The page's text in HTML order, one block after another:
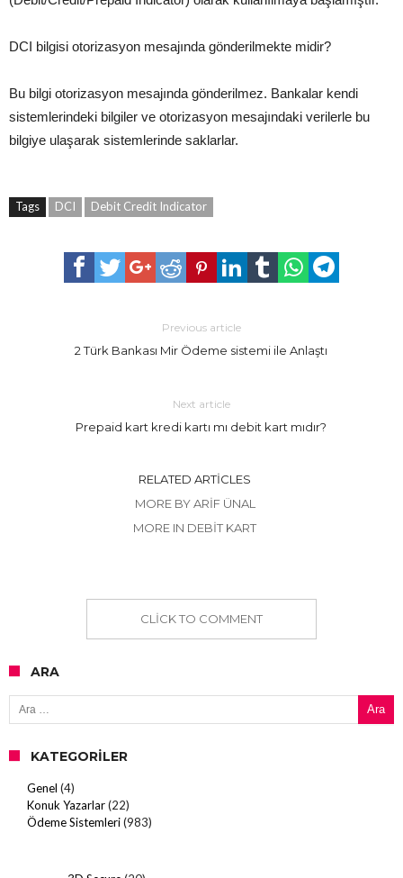
DCI bilgisi otorizasyon mesajında gönderilmekte midir?
Bu bilgi otorizasyon mesajında gönderilmez. Bankalar kendi
sistemlerindeki bilgiler ve otorizasyon mesajındaki verilerle bu
bilgiye ulaşarak sistemlerinde saklarlar.
Tags DCI Debit Credit Indicator
Previous article
2 Türk Bankası Mir Ödeme sistemi ile Anlaştı
Next article
Prepaid kart kredi kartı mı debit kart mıdır?
RELATED ARTICLES
MORE BY ARIF ÜNAL
MORE IN DEBIT KART
CLICK TO COMMENT
ARA
Arama:
KATEGORILER
Genel (4)
Konuk Yazarlar(22)
Ödeme Sistemleri(983)